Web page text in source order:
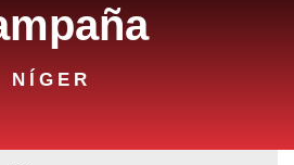
NÍGER